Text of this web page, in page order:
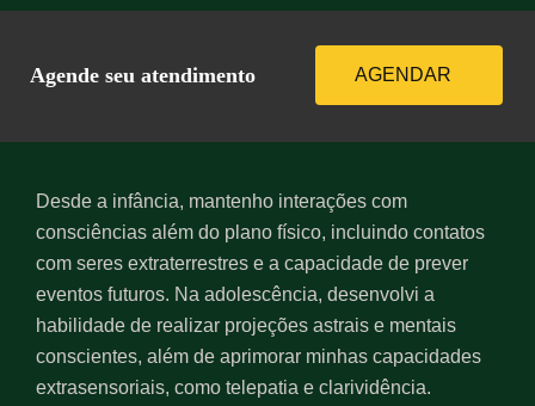
Agende seu atendimento AGENDAR
Desde a infância, mantenho interações com
consciências além do plano físico, incluindo contatos
com seres extraterrestres e a capacidade de prever
eventos futuros. Na adolescência, desenvolvi a
habilidade de realizar projeções astrais e mentais
conscientes, além de aprimorar minhas capacidades
extrasensoriais, como telepatia e clarividência.